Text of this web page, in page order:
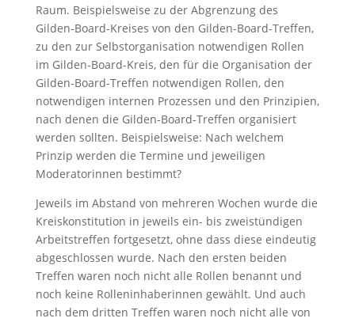
Raum. Beispielsweise zu der Abgrenzung des
Gilden-Board-Kreises von den Gilden-Board-Treffen,
zu den zur Selbstorganisation notwendigen Rollen
im Gilden-Board-Kreis, den für die Organisation der
Gilden-Board-Treffen notwendigen Rollen, den
notwendigen internen Prozessen und den Prinzipien,
nach denen die Gilden-Board-Treffen organisiert
werden sollten. Beispielsweise: Nach welchem
Prinzip werden die Termine und jeweiligen
Moderatorinnen bestimmt?
Jeweils im Abstand von mehreren Wochen wurde die
Kreiskonstitution in jeweils ein- bis zweistündigen
Arbeitstreffen fortgesetzt, ohne dass diese eindeutig
abgeschlossen wurde. Nach den ersten beiden
Treffen waren noch nicht alle Rollen benannt und
noch keine Rolleninhaberinnen gewählt. Und auch
nach dem dritten Treffen waren noch nicht alle von